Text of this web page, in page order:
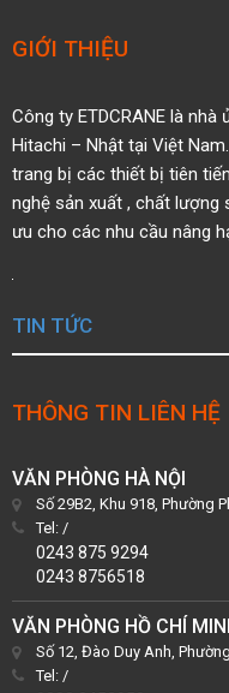
GIỚI THIỆU
Công ty ETDCRANE là nhà
Hitachi – Nhật tại Việt Nam.
trang bị các thiết bị tiên
nghệ sản xuất , chất lượng
ưu cho các nhu cầu nâng
TIN TỨC
THÔNG TIN LIÊN HỆ
VĂN PHÒNG HÀ NỘI
Số 29B2, Khu 918, Phường
Tel:
0243 875 9294
/
0243 8756518
VĂN PHÒNG HỒ CHÍ
Số 12, Đào Duy Anh,
Tel: /